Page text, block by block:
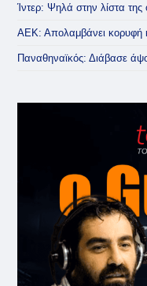
Ίντερ: Ψηλά στην λίστα της
ΑΕΚ: Απολαμβάνει κορυφή
Παναθηναϊκός: Διάβασε